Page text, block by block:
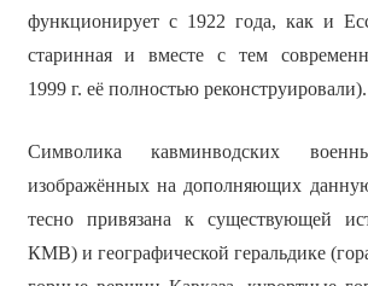
функционирует с 1922 года, как и
старинная и вместе с тем
1999 г. её полностью реконструировали).
Символика кавминводских
изображённых на дополняющих
тесно привязана к существующей
КМВ) и географической геральдике